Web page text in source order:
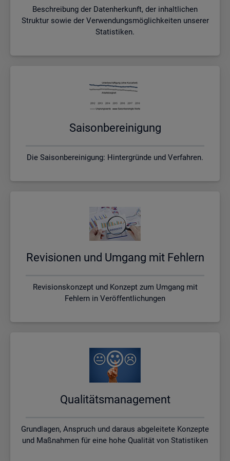
Beschreibung der Datenherkunft, der inhaltlichen
Struktur sowie der Verwendungsmöglichkeiten unserer
Statistiken.
Sai­son­be­rei­ni­gung
Die Saisonbereinigung: Hintergründe und Verfahren.
Re­vi­sio­nen und Um­gang mit Feh­lern
Revisionskonzept und Konzept zum Umgang mit
Fehlern in Veröffentlichungen
Qua­li­täts­ma­nage­ment
Grundlagen, Anspruch und daraus abgeleitete Konzepte
und Maßnahmen für eine hohe Qualität von Statistiken